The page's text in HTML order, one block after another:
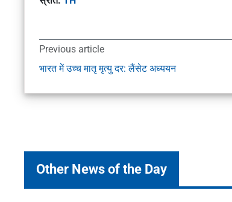
Previous article
भारत में उच्च मातृ मृत्यु दर: लैंसेट अध्ययन
Other News of the Day